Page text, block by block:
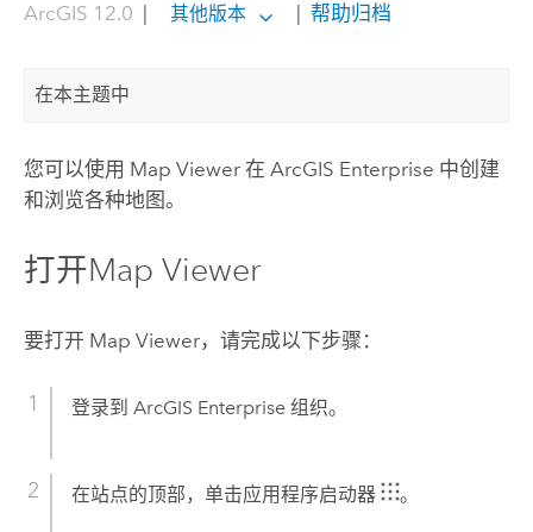
ArcGIS 12.0 其他版本 帮助归档
在本主题中
您可以使用 Map Viewer在 ArcGIS Enterprise 中创建
和浏览各种地图。
打开Map Viewer
要打开 Map Viewer，请完成以下步骤：
登录到 ArcGIS Enterprise组织。
在站点的顶部，单击应用程序启动器 。